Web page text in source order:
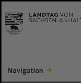
Navigation